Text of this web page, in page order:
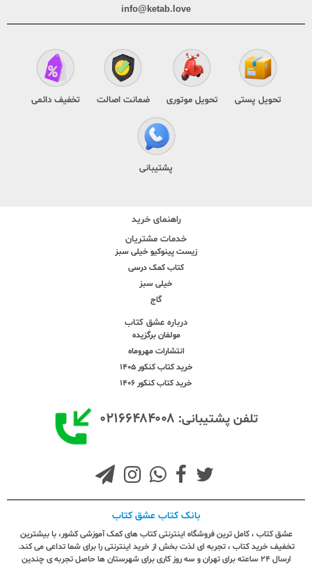
info@ketab.love
تحویل پستی تحویل موتوری ضمانت اصالت تخفیف دائمی
پشتیبانی
راهنمای خرید
خدمات مشتریان
زیست پینوکیو خیلی سبز
کتاب کمک درسی
خیلی سبز
گاج
درباره عشق کتاب
مولفان برگزیده
انتشارات مهروماه
خرید کتاب کنکور 1405
خرید کتاب کنکور 1406
تلفن پشتیبانی: ۰۲۱۶۶۴۸۴۰۰۸
بانک کتاب عشق کتاب
عشق کتاب ، کامل ترین فروشگاه اینترنتی کتاب های کمک آموزشی کشور، با بیشترین
تخفیف خرید کتاب ، تجربه ای لذت بخش از خرید اینترنتی را برای شما تداعی می کند.
ارسال ٢٤ ساعته برای تهران و سه روز کاری برای شهرستان ها حاصل تجربه ی چندین